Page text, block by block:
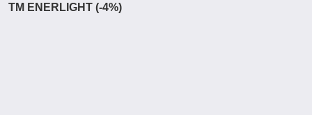
ТМ ENERLIGHT (-4%)